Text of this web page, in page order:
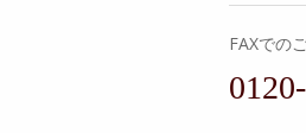
FAXでの